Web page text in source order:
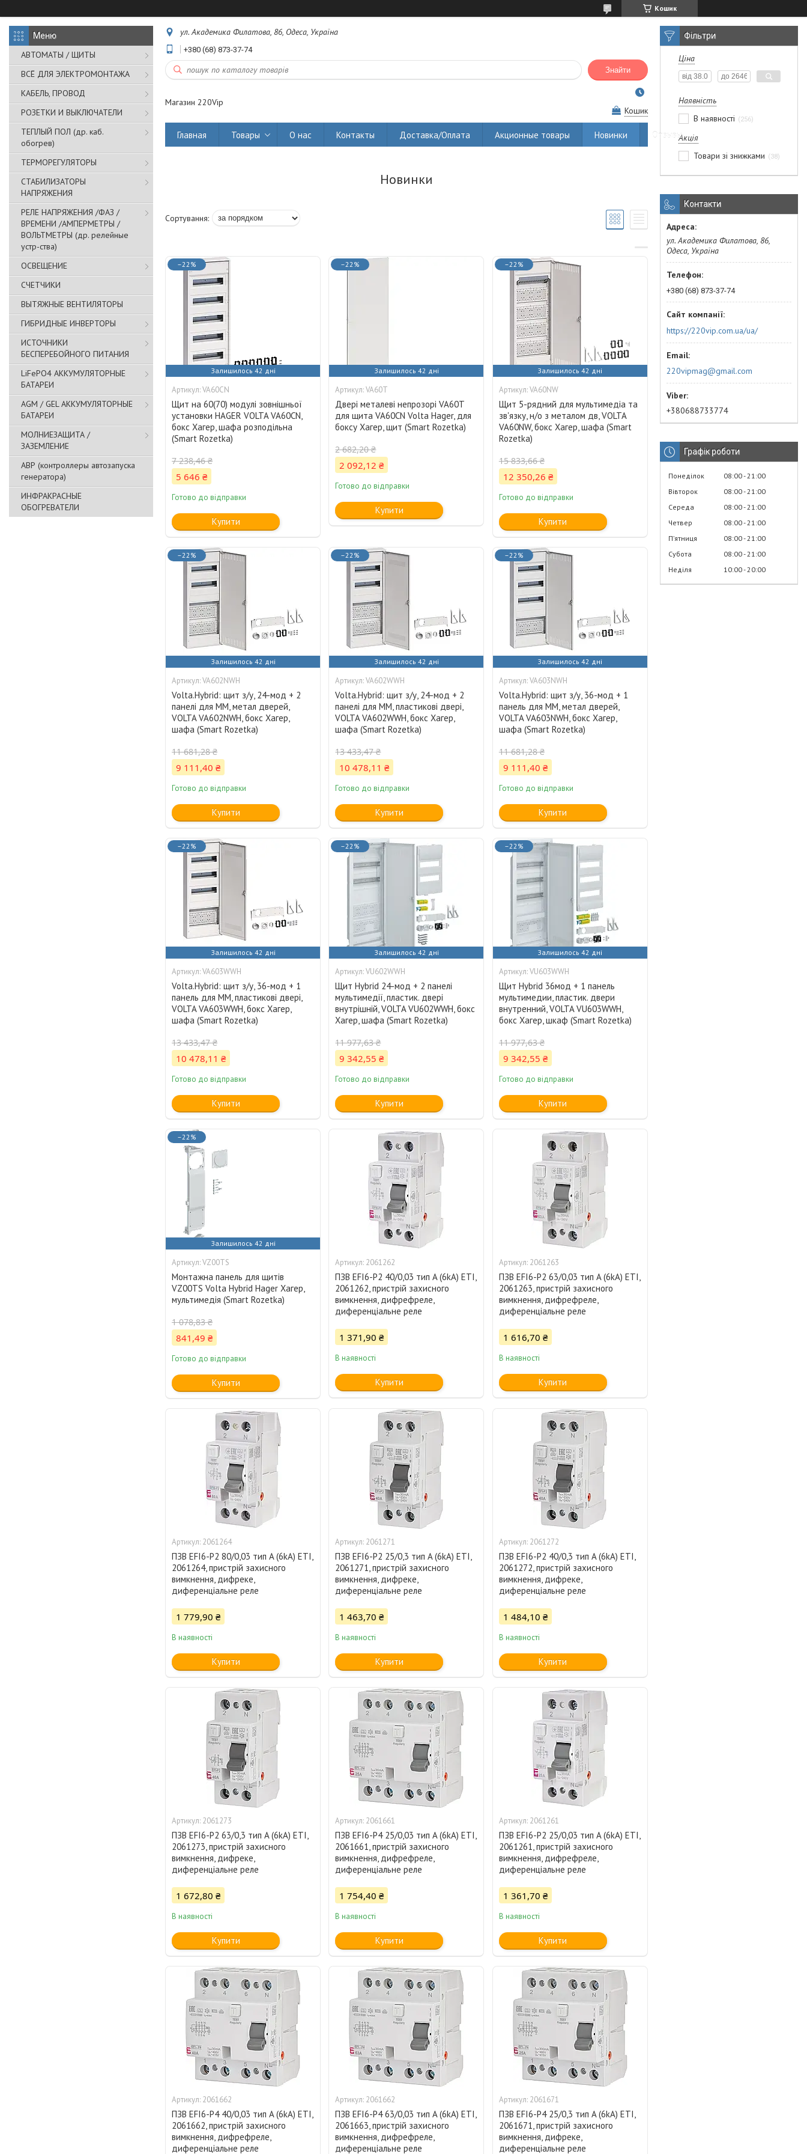
Кошик
АВТОМАТЫ / ЩИТЫ
ВСЁ ДЛЯ ЭЛЕКТРОМОНТАЖА
КАБЕЛЬ, ПРОВОД
РОЗЕТКИ И ВЫКЛЮЧАТЕЛИ
ТЕПЛЫЙ ПОЛ (др. каб.
обогрев)
ТЕРМОРЕГУЛЯТОРЫ
СТАБИЛИЗАТОРЫ
НАПРЯЖЕНИЯ
РЕЛЕ НАПРЯЖЕНИЯ /ФАЗ /
ВРЕМЕНИ /АМПЕРМЕТРЫ /
ВОЛЬТМЕТРЫ (др. релейные
устр-ства)
ОСВЕЩЕНИЕ
СЧЕТЧИКИ
ВЫТЯЖНЫЕ ВЕНТИЛЯТОРЫ
ГИБРИДНЫЕ ИНВЕРТОРЫ
ИСТОЧНИКИ
БЕСПЕРЕБОЙНОГО ПИТАНИЯ
LiFePO4 АККУМУЛЯТОРНЫЕ
БАТАРЕИ
AGM / GEL АККУМУЛЯТОРНЫЕ
БАТАРЕИ
МОЛНИЕЗАЩИТА /
ЗАЗЕМЛЕНИЕ
АВР (контроллеры автозапуска
генератора)
ИНФРАКРАСНЫЕ
ОБОГРЕВАТЕЛИ
ул. Академика Филатова, 86, Одеса, Україна
+380 (68) 873-37-74
Знайти
Магазин 220Vip
Кошик
Главная Товары О нас Контакты Доставка/Оплата Акционные товары Новинки Отзывы
Новинки
–22%
Залишилось 42 дні
VA60CN
Щит на 60(70) модулі зовнішньої
установки HAGER VOLTA VA60CN,
бокс Хагер, шафа розподільна
(Smart Rozetka)
7 238,46 ₴
5 646 ₴
Готово до відправки
Купити
–22%
Залишилось 42 дні
VA60T
Двері металеві непрозорі VA60T
для щита VA60CN Volta Hager, для
боксу Хагер, щит (Smart Rozetka)
2 682,20 ₴
2 092,12 ₴
Готово до відправки
Купити
–22%
Залишилось 42 дні
VA60NW
Щит 5-рядний для мультимедіа та
зв'язку, н/о з металом дв, VOLTA
VA60NW, бокс Хагер, шафа (Smart
Rozetka)
15 833,66 ₴
12 350,26 ₴
Готово до відправки
Купити
–22%
Залишилось 42 дні
VA602NWH
Volta.Hybrid: щит з/у, 24-мод + 2
панелі для ММ, метал дверей,
VOLTA VA602NWH, бокс Хагер,
шафа (Smart Rozetka)
11 681,28 ₴
9 111,40 ₴
Готово до відправки
Купити
–22%
Залишилось 42 дні
VA602WWH
Volta.Hybrid: щит з/у, 24-мод + 2
панелі для ММ, пластикові двері,
VOLTA VA602WWH, бокс Хагер,
шафа (Smart Rozetka)
13 433,47 ₴
10 478,11 ₴
Готово до відправки
Купити
–22%
Залишилось 42 дні
VA603NWH
Volta.Hybrid: щит з/у, 36-мод + 1
панель для ММ, метал дверей,
VOLTA VA603NWH, бокс Хагер,
шафа (Smart Rozetka)
11 681,28 ₴
9 111,40 ₴
Готово до відправки
Купити
–22%
Залишилось 42 дні
VA603WWH
Volta.Hybrid: щит з/у, 36-мод + 1
панель для ММ, пластикові двері,
VOLTA VA603WWH, бокс Хагер,
шафа (Smart Rozetka)
13 433,47 ₴
10 478,11 ₴
Готово до відправки
Купити
–22%
Залишилось 42 дні
VU602WWH
Щит Hybrid 24-мод + 2 панелі
мультимедії, пластик. двері
внутрішній, VOLTA VU602WWH, бокс
Хагер, шафа (Smart Rozetka)
11 977,63 ₴
9 342,55 ₴
Готово до відправки
Купити
–22%
Залишилось 42 дні
VU603WWH
Щит Hybrid 36мод + 1 панель
мультимедии, пластик. двери
внутренний, VOLTA VU603WWH,
бокс Хагер, шкаф (Smart Rozetka)
11 977,63 ₴
9 342,55 ₴
Готово до відправки
Купити
–22%
Залишилось 42 дні
VZ00TS
Монтажна панель для щитів
VZ00TS Volta Hybrid Hager Хагер,
мультимедія (Smart Rozetka)
1 078,83 ₴
841,49 ₴
Готово до відправки
Купити
2061262
ПЗВ EFI6-P2 40/0,03 тип A (6kA) ETI,
2061262, пристрій захисного
вимкнення, дифрефреле,
диференціальне реле
1 371,90 ₴
В наявності
Купити
2061263
ПЗВ EFI6-P2 63/0,03 тип A (6kA) ETI,
2061263, пристрій захисного
вимкнення, дифрефреле,
диференціальне реле
1 616,70 ₴
В наявності
Купити
2061264
ПЗВ EFI6-P2 80/0,03 тип A (6kA) ETI,
2061264, пристрій захисного
вимкнення, дифреке,
диференціальне реле
1 779,90 ₴
В наявності
Купити
2061271
ПЗВ EFI6-P2 25/0,3 тип A (6kA) ETI,
2061271, пристрій захисного
вимкнення, дифреке,
диференціальне реле
1 463,70 ₴
В наявності
Купити
2061272
ПЗВ EFI6-P2 40/0,3 тип A (6kA) ETI,
2061272, пристрій захисного
вимкнення, дифреке,
диференціальне реле
1 484,10 ₴
В наявності
Купити
2061273
ПЗВ EFI6-P2 63/0,3 тип A (6kA) ETI,
2061273, пристрій захисного
вимкнення, дифреке,
диференціальне реле
1 672,80 ₴
В наявності
Купити
2061661
ПЗВ EFI6-P4 25/0,03 тип A (6kA) ETI,
2061661, пристрій захисного
вимкнення, дифрефреле,
диференціальне реле
1 754,40 ₴
В наявності
Купити
2061261
ПЗВ EFI6-P2 25/0,03 тип A (6kA) ETI,
2061261, пристрій захисного
вимкнення, дифрефреле,
диференціальне реле
1 361,70 ₴
В наявності
Купити
2061662
ПЗВ EFI6-P4 40/0,03 тип A (6kA) ETI,
2061662, пристрій захисного
вимкнення, дифрефреле,
диференціальне реле
2061662
ПЗВ EFI6-P4 63/0,03 тип A (6kA) ETI,
2061663, пристрій захисного
вимкнення, дифрефреле,
диференціальне реле
2061671
ПЗВ EFI6-P4 25/0,3 тип A (6kA) ETI,
2061671, пристрій захисного
вимкнення, дифреке,
диференціальне реле
Фільтри
Ціна
Наявність
В наявності
256
Акція
Товари зі знижками
38
Контакти
ул. Академика Филатова, 86,
Одеса, Україна
+380 (68) 873-37-74
https://220vip.com.ua/ua/
220vipmag@gmail.com
+380688733774
Графік роботи
Понеділок 08:00 21:00
Вівторок
08:00 21:00
Середа
08:00 21:00
Четвер
08:00 21:00
Пʼятниця
08:00 21:00
Субота
08:00 21:00
Неділя
10:00 20:00